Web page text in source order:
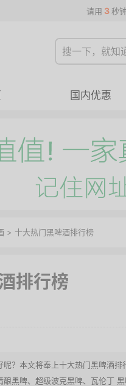
请用 3 秒
国内优惠
> 十大热门黑啤酒排行榜
排行榜
呢？本文将奉上十大热门黑啤酒
酿黑啤、超级波克黑啤、瓦伦丁